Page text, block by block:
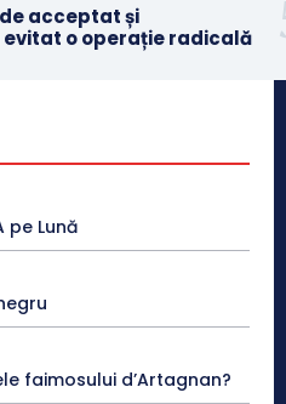
acceptat și
o operație radicală
pe Lună
faimosului d’Artagnan?